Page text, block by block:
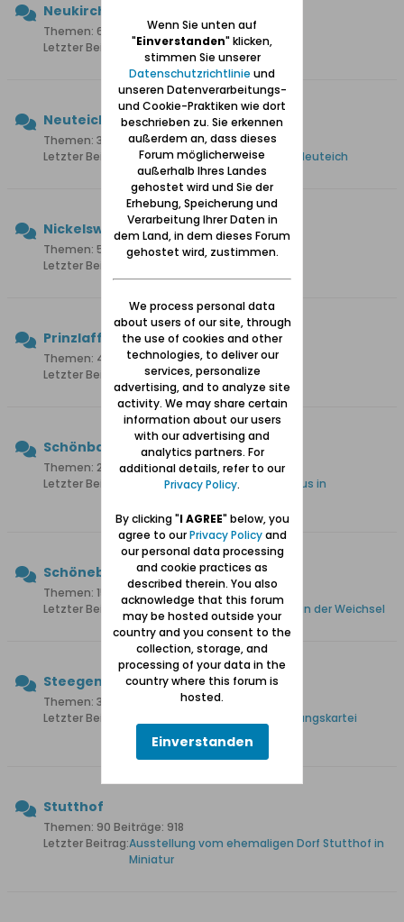
Neukirch
Themen: 6 Beiträge: 31
Letzter Beitrag:
Nur eine Erinnerrung
Neuteich
Themen: 33 Beiträge: 372
Letzter Beitrag:
Wohnung mieten im Werder / Neuteich
Nickelswalde
Themen: 52 Beiträge: 419
Letzter Beitrag:
Prinzlaff
Themen: 40 Beiträge: 264
Letzter Beitrag:
Biber an der Elbinger Weichsel
Schönbaum
Themen: 24 Beiträge: 159
Letzter Beitrag:
Denkmalgeschütztes Müllerhaus in
Schöneberg
Themen: 15 Beiträge: 108
Letzter Beitrag:Heinz Albert Pohl: Schöneberg an der Weichsel
Steegen
Themen: 35 Beiträge: 331
Letzter Beitrag:
1.907 Namen aus der Haushaltungskartei
Steegen 1939
Stutthof
Themen: 90 Beiträge: 918
Letzter Beitrag:Ausstellung vom ehemaligen Dorf Stutthof in
Miniatur
Wenn Sie unten auf
"Einverstanden" klicken,
stimmen Sie unserer
Datenschutzrichtlinie und
unseren Datenverarbeitungs-
und Cookie-Praktiken wie dort
beschrieben zu. Sie erkennen
außerdem an, dass dieses
Forum möglicherweise
außerhalb Ihres Landes
gehostet wird und Sie der
Erhebung, Speicherung und
Verarbeitung Ihrer Daten in
dem Land, in dem dieses Forum
gehostet wird, zustimmen.
We process personal data
about users of our site, through
the use of cookies and other
technologies, to deliver our
services, personalize
advertising, and to analyze site
activity. We may share certain
information about our users
with our advertising and
analytics partners. For
additional details, refer to our
Privacy Policy.
By clicking "I AGREE" below, you
agree to ourPrivacy Policyand
our personal data processing
and cookie practices as
described therein. You also
acknowledge that this forum
may be hosted outside your
country and you consent to the
collection, storage, and
processing of your data in the
country where this forum is
hosted.
Einverstanden